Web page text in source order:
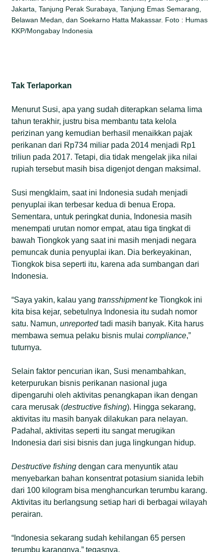
Jakarta, Tanjung Perak Surabaya, Tanjung Emas Semarang,
Belawan Medan, dan Soekarno Hatta Makassar. Foto : Humas
KKP/Mongabay Indonesia
Tak Terlaporkan
Menurut Susi, apa yang sudah diterapkan selama lima
tahun terakhir, justru bisa membantu tata kelola
perizinan yang kemudian berhasil menaikkan pajak
perikanan dari Rp734 miliar pada 2014 menjadi Rp1
triliun pada 2017. Tetapi, dia tidak mengelak jika nilai
rupiah tersebut masih bisa digenjot dengan maksimal.
Susi mengklaim, saat ini Indonesia sudah menjadi
penyuplai ikan terbesar kedua di benua Eropa.
Sementara, untuk peringkat dunia, Indonesia masih
menempati urutan nomor empat, atau tiga tingkat di
bawah Tiongkok yang saat ini masih menjadi negara
pemuncak dunia penyuplai ikan. Dia berkeyakinan,
Tiongkok bisa seperti itu, karena ada sumbangan dari
Indonesia.
“Saya yakin, kalau yangtransshipmentke Tiongkok ini
kita bisa kejar, sebetulnya Indonesia itu sudah nomor
satu. Namun,unreportedtadi masih banyak. Kita harus
membawa semua pelaku bisnis mulaicompliance,”
tuturnya.
Selain faktor pencurian ikan, Susi menambahkan,
keterpurukan bisnis perikanan nasional juga
dipengaruhi oleh aktivitas penangkapan ikan dengan
cara merusak (destructive fishing). Hingga sekarang,
aktivitas itu masih banyak dilakukan para nelayan.
Padahal, aktivitas seperti itu sangat merugikan
Indonesia dari sisi bisnis dan juga lingkungan hidup.
Destructive fishing dengan cara menyuntik atau
menyebarkan bahan konsentrat potasium sianida lebih
dari 100 kilogram bisa menghancurkan terumbu karang.
Aktivitas itu berlangsung setiap hari di berbagai wilayah
perairan.
“Indonesia sekarang sudah kehilangan 65 persen
terumbu karangnya,” tegasnya.